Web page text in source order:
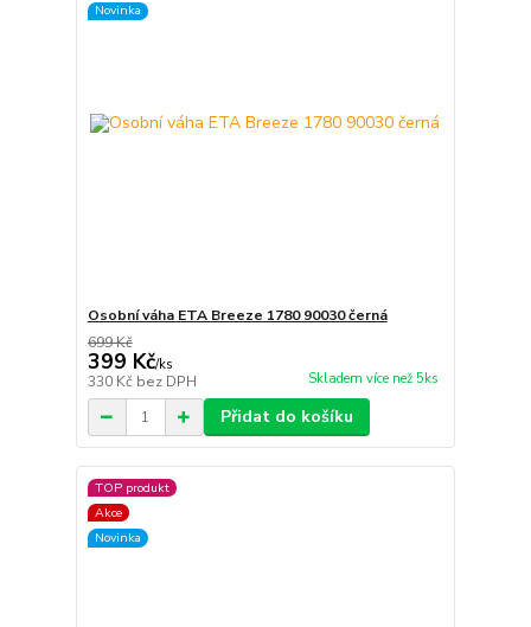
Novinka
Osobní váha ETA Breeze 1780 90030 černá
699 Kč
399 Kč/ks
330 Kč bez DPH Skladem více než 5ks
Přidat do košíku
TOP produkt
Akce
Novinka